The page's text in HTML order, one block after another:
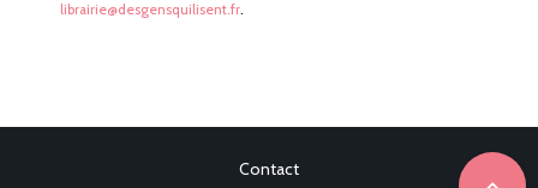
librairie@desgensquilisent.fr.
Contact